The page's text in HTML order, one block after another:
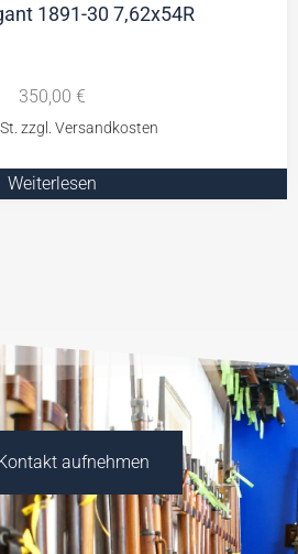
1891-30 7,62x54R
350,00 €
Weiterlesen
aufnehmen